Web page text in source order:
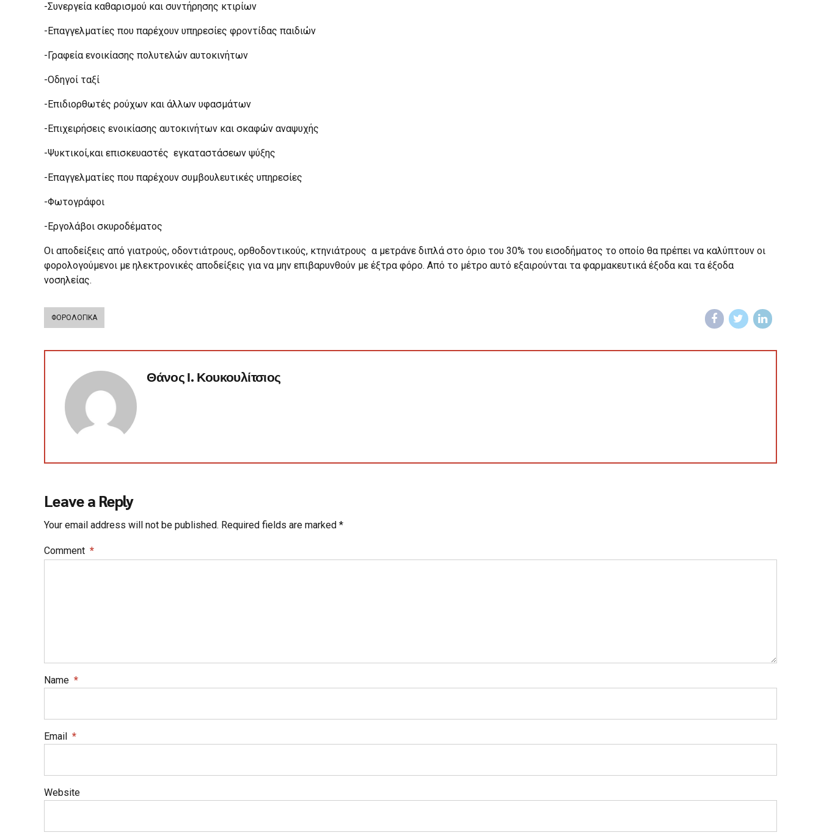
-Συνεργεία καθαρισμού και συντήρησης κτιρίων
-Επαγγελματίες που παρέχουν υπηρεσίες φροντίδας παιδιών
-Γραφεία ενοικίασης πολυτελών αυτοκινήτων
-Οδηγοί ταξί
-Επιδιορθωτές ρούχων και άλλων υφασμάτων
-Επιχειρήσεις ενοικίασης αυτοκινήτων και σκαφών αναψυχής
-Ψυκτικοί,και επισκευαστές εγκαταστάσεων ψύξης
-Επαγγελματίες που παρέχουν συμβουλευτικές υπηρεσίες
-Φωτογράφοι
-Εργολάβοι σκυροδέματος
Οι αποδείξεις από γιατρούς, οδοντιάτρους, ορθοδοντικούς, κτηνιάτρους α μετράνε διπλά στο όριο του 30% του εισοδήματος το οποίο θα πρέπει να καλύπτουν οι
φορολογούμενοι με ηλεκτρονικές αποδείξεις για να μην επιβαρυνθούν με έξτρα φόρο. Από το μέτρο αυτό εξαιρούνται τα φαρμακευτικά έξοδα και τα έξοδα
νοσηλείας.
ΦΟΡΟΛΟΓΙΚΑ
Θάνος Ι. Κουκουλίτσιος
Leave a Reply
Your email address will not be published. Required fields are marked *
Comment *
Name *
Email *
Website